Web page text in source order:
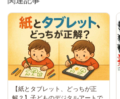
【紙とタブレット、どっちが正